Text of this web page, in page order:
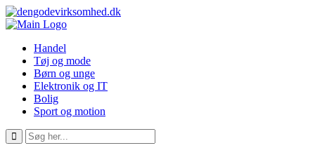
Handel
Tøj og mode
Børn og unge
Elektronik og IT
Bolig
Sport og motion